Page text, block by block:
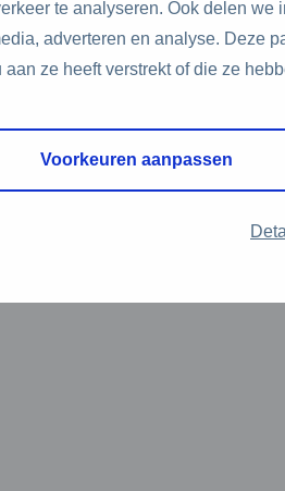
te analyseren. Ook delen
adverteren en analyse. Deze
aan ze heeft verstrekt of die ze
Voorkeuren aanpassen